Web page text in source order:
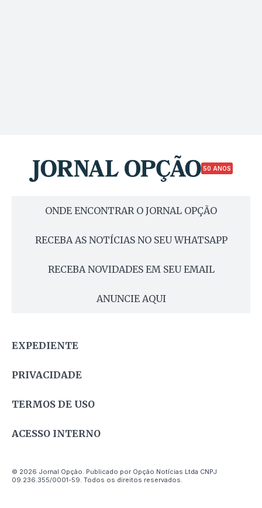
50 ANOS
ONDE ENCONTRAR O JORNAL OPÇÃO
RECEBA AS NOTÍCIAS NO SEU WHATSAPP
RECEBA NOVIDADES EM SEU EMAIL
ANUNCIE AQUI
EXPEDIENTE
PRIVACIDADE
TERMOS DE USO
ACESSO INTERNO
© 2026 Jornal Opção. Publicado por Opção Notícias Ltda CNPJ
09.236.355/0001-59. Todos os direitos reservados.